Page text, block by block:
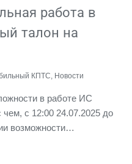
работа в
талон на
КПТС, Новости
в работе ИС
с 12:00 24.07.2025 до
возможности…